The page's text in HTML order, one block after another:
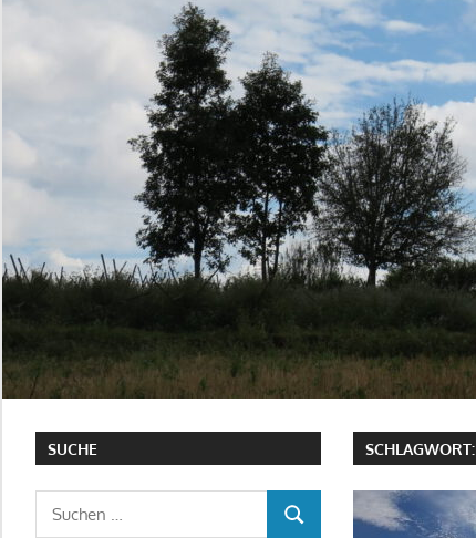
SCHLAGWORT:
SUCHE
Suchen
nach:
SUCHEN